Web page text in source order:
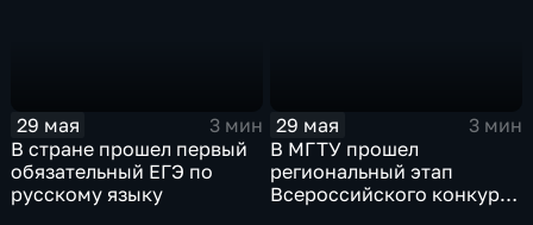
29 мая
3 мин
В стране прошел первый
обязательный ЕГЭ по
русскому языку
29 мая
3 мин
В МГТУ прошел
региональный этап
Всероссийского конкурса